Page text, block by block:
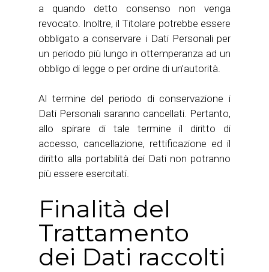
a quando detto consenso non venga
revocato. Inoltre, il Titolare potrebbe essere
obbligato a conservare i Dati Personali per
un periodo più lungo in ottemperanza ad un
obbligo di legge o per ordine di un’autorità.
Al termine del periodo di conservazione i
Dati Personali saranno cancellati. Pertanto,
allo spirare di tale termine il diritto di
accesso, cancellazione, rettificazione ed il
diritto alla portabilità dei Dati non potranno
più essere esercitati.
Finalità del
Trattamento
dei Dati raccolti